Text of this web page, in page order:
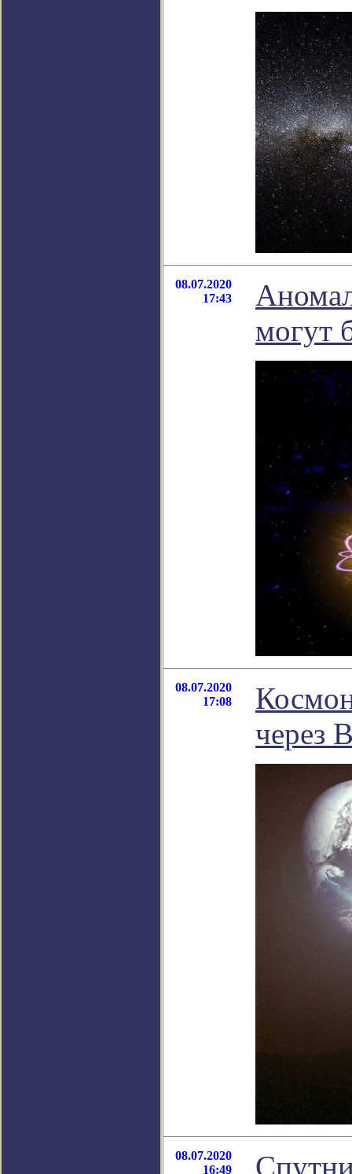
08.07.2020
17:43
могут
08.07.2020
17:08
через
08.07.2020
16:49